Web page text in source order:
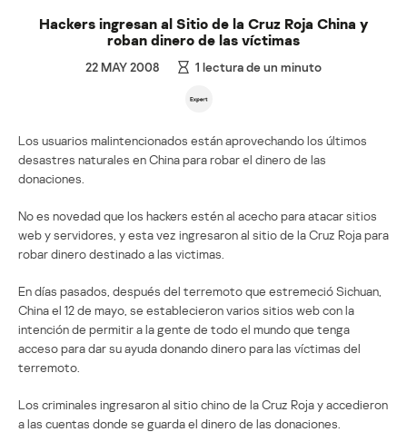
Hackers ingresan al Sitio de la Cruz Roja China y
roban dinero de las víctimas
22 MAY 2008 1 lectura de un minuto
Los usuarios malintencionados están aprovechando los últimos
desastres naturales en China para robar el dinero de las
donaciones.
No es novedad que los hackers estén al acecho para atacar sitios
web y servidores, y esta vez ingresaron al sitio de la Cruz Roja para
robar dinero destinado a las victimas.
En días pasados, después del terremoto que estremeció Sichuan,
China el 12 de mayo, se establecieron varios sitios web con la
intención de permitir a la gente de todo el mundo que tenga
acceso para dar su ayuda donando dinero para las víctimas del
terremoto.
Los criminales ingresaron al sitio chino de la Cruz Roja y accedieron
a las cuentas donde se guarda el dinero de las donaciones.